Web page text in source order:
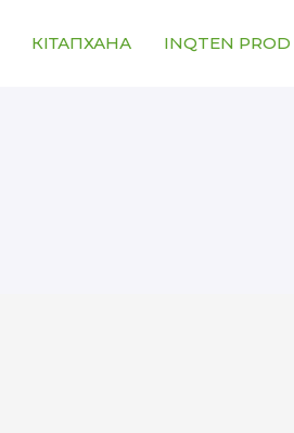
КІТАПХАНА INQTEN PROD